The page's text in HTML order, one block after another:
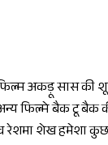
अकड़ू सास
फिल्मे बैक टू बैक
व रेशमा शेख हमेशा